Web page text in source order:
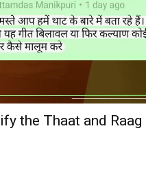
the Thaat and Raag